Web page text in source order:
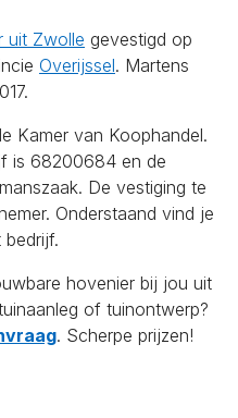
uit Zwolle gevestigd op
Overijssel. Martens
Kamer van Koophandel.
is 68200684 en de
De vestiging te
Onderstaand vind je
hovenier bij jou uit
of tuinontwerp?
. Scherpe prijzen!